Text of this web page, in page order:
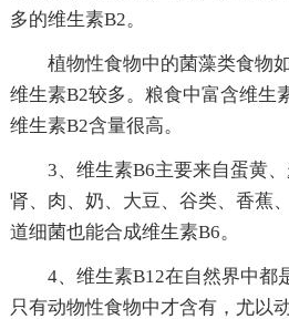
多的维生素B2。
植物性食物中的菌藻类食物
维生素B2较多。粮食中富含维生
维生素B2含量很高。
3、维生素B6主要来自蛋黄
肾、肉、奶、大豆、谷类、香蕉
道细菌也能合成维生素B6。
4、维生素B12在自然界中都
只有动物性食物中才含有，尤以